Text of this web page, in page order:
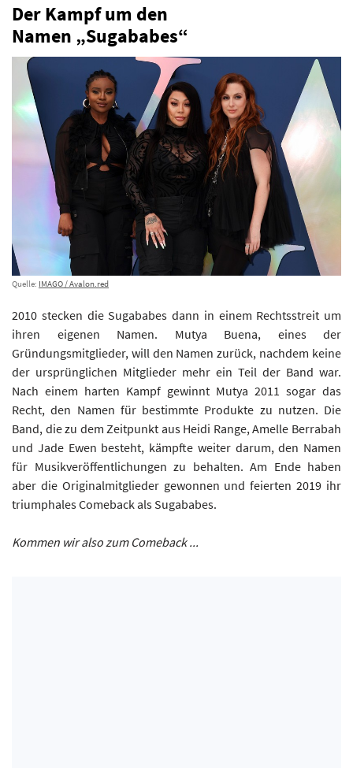
Der Kampf um den
Namen „Sugababes“
Quelle: IMAGO / Avalon.red
2010 stecken die Sugababes dann in einem Rechtsstreit um
ihren eigenen Namen. Mutya Buena, eines der
Gründungsmitglieder, will den Namen zurück, nachdem keine
der ursprünglichen Mitglieder mehr ein Teil der Band war.
Nach einem harten Kampf gewinnt Mutya 2011 sogar das
Recht, den Namen für bestimmte Produkte zu nutzen. Die
Band, die zu dem Zeitpunkt aus Heidi Range, Amelle Berrabah
und Jade Ewen besteht, kämpfte weiter darum, den Namen
für Musikveröffentlichungen zu behalten. Am Ende haben
aber die Originalmitglieder gewonnen und feierten 2019 ihr
triumphales Comeback als Sugababes.
Kommen wir also zum Comeback ...